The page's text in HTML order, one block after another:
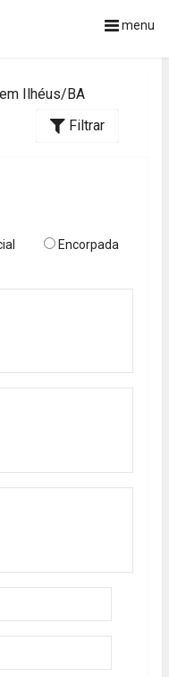
menu
Ilhéus/BA
Filtrar
Encorpada